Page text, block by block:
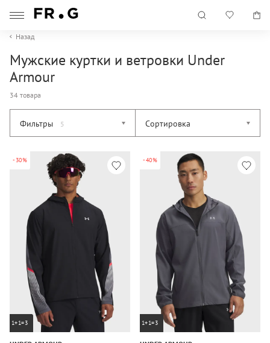
Назад
Мужские куртки и ветровки Under
Armour
34 товара
Фильтры 5 Сортировка
-30%
1+1=3
-40%
1+1=3